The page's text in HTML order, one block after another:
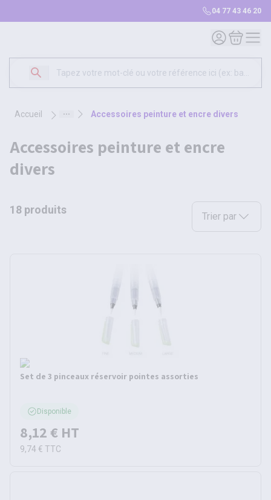
04 77 43 46 20
Mon compte
Mon
accueil accessoires peinture et encre divers
accessoires peinture et encre
divers
18 produits
Trier par
Set de 3 pinceaux réservoir pointes assorties
Disponible
8,12 € HT
9,74 € TTC